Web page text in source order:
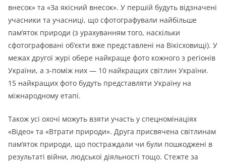
внесок» та «За якісний внесок». У першій будуть відзначені
учасники та учасниці, що сфотографували найбільше
пам’яток природи (з урахуванням того, наскільки
сфотографовані об’єкти вже представлені на Вікісховищі). У
межах другої журі обере найкраще фото кожного з регіонів
України, а з-поміж них — 10 найкращих світлин України.
15 найкращих фото будуть представляти Україну на
міжнародному етапі.
Також усі охочі можуть взяти участь у спецномінаціях
«Відео» та «Втрати природи». Друга присвячена світлинам
пам’яток природи, що постраждали чи були пошкоджені в
результаті війни, людської діяльності тощо. Стежте за